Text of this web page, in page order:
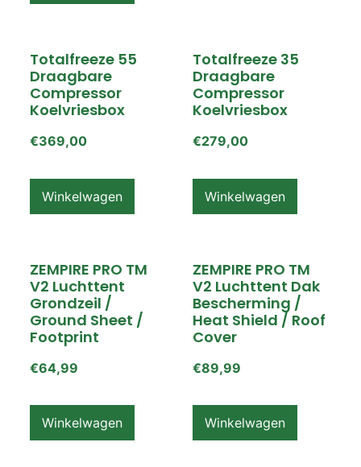
Totalfreeze 55
Draagbare
Compressor
Koelvriesbox
€369,00
Winkelwagen
Totalfreeze 35
Draagbare
Compressor
Koelvriesbox
€279,00
Winkelwagen
ZEMPIRE PRO TM
V2 Luchttent
Grondzeil /
Ground Sheet /
Footprint
€64,99
Winkelwagen
ZEMPIRE PRO TM
V2 Luchttent Dak
Bescherming /
Heat Shield / Roof
Cover
€89,99
Winkelwagen